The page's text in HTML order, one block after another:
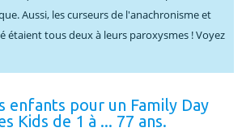
Aussi, les curseurs de l'anachronisme et
étaient tous deux à leurs paroxysmes ! Voyez
enfants pour un Family Day
Kids de 1 à ... 77 ans.